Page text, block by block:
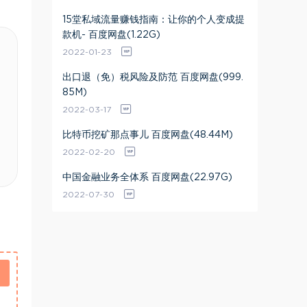
15堂私域流量赚钱指南：让你的个人变成提
款机- 百度网盘(1.22G)
2022-01-23
出口退（免）税风险及防范 百度网盘(999.
85M)
2022-03-17
比特币挖矿那点事儿 百度网盘(48.44M)
2022-02-20
中国金融业务全体系 百度网盘(22.97G)
2022-07-30